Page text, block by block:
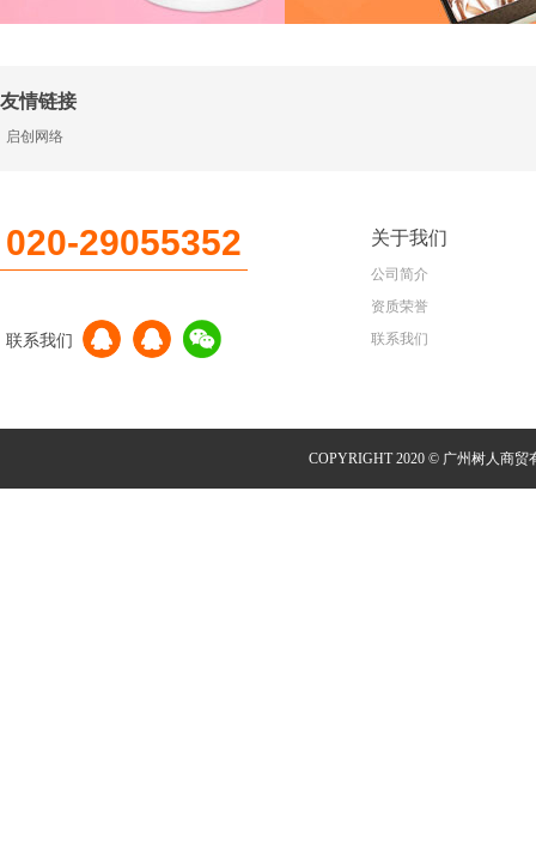
友情链接
启创网络
020-29055352
联系我们
关于我们
公司简介
资质荣誉
联系我们
COPYRIGHT 2020 © 广州树人商